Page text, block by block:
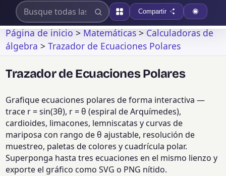
Compartir
Página de inicio>Matemáticas>Calculadoras de
álgebra >Trazador de Ecuaciones Polares
Trazador de Ecuaciones Polares
Grafique ecuaciones polares de forma interactiva —
trace r = sin(3θ), r = θ (espiral de Arquímedes),
cardioides, limacones, lemniscatas y curvas de
mariposa con rango de θ ajustable, resolución de
muestreo, paletas de colores y cuadrícula polar.
Superponga hasta tres ecuaciones en el mismo lienzo y
exporte el gráfico como SVG o PNG nítido.